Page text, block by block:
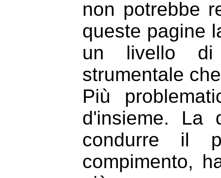
non potrebbe
queste pagine
un livello di
strumentale
Più
d'insieme. La
condurre il
compimento,